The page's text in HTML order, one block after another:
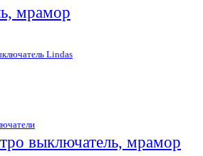
мрамор
выключатель, мрамор